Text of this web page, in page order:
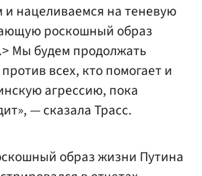
нацеливаемся на теневую
роскошный образ
Мы будем продолжать
всех, кто помогает и
агрессию, пока
— сказала Трасс.
образ жизни Путина